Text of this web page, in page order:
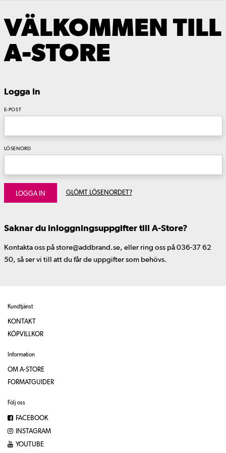
VÄLKOMMEN TILL
A-STORE
Logga In
E-POST
LÖSENORD
LOGGA IN GLÖMT LÖSENORDET?
Saknar du inloggningsuppgifter till A-Store?
Kontakta oss på store@addbrand.se, eller ring oss på 036-37 62
50, så ser vi till att du får de uppgifter som behövs.
Kundtjänst
KONTAKT
KÖPVILLKOR
Information
OM A-STORE
FORMATGUIDER
Följ oss
FACEBOOK
INSTAGRAM
YOUTUBE